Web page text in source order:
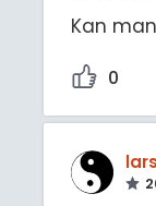
Kan
0